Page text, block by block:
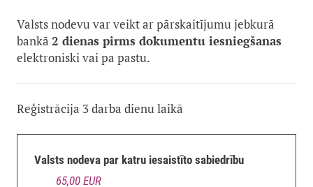
Valsts nodevu var veikt ar pārskaitījumu jebkurā
bankā 2 dienas pirms dokumentu iesniegšanas
elektroniski vai pa pastu.
Reģistrācija 3 darba dienu laikā
Valsts nodeva par katru iesaistīto sabiedrību
65,00 EUR